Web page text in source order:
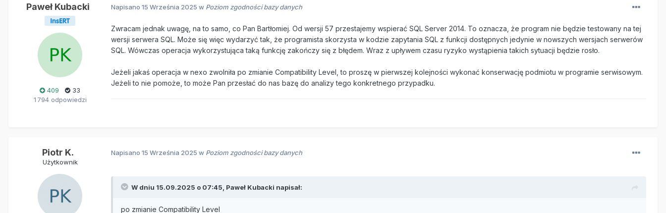
Paweł Kubacki
409
33
1 794 odpowiedzi
Napisano 15 Września 2025 w Poziom zgodności bazy danych
Zwracam jednak uwagę, na to samo, co Pan Bartłomiej. Od wersji 57 przestajemy wspierać SQL Server 2014. To oznacza, że program nie będzie testowany na tej
wersji serwera SQL. Może się więc wydarzyć tak, że programista skorzysta w kodzie zapytania SQL z funkcji dostępnych jedynie w nowszych wersjach serwerów
SQL. Wówczas operacja wykorzystująca taką funkcję zakończy się z błędem. Wraz z upływem czasu ryzyko wystąpienia takich sytuacji będzie rosło.
Jeżeli jakaś operacja w nexo zwolniła po zmianie Compatibility Level, to proszę w pierwszej kolejności wykonać konserwację podmiotu w programie serwisowym.
Jeżeli to nie pomoże, to może Pan przesłać do nas bazę do analizy tego konkretnego przypadku.
Piotr K.
Użytkownik
Napisano 15 Września 2025 w Poziom zgodności bazy danych
W dniu 15.09.2025 o 07:45, Paweł Kubacki napisał:
po zmianie Compatibility Level